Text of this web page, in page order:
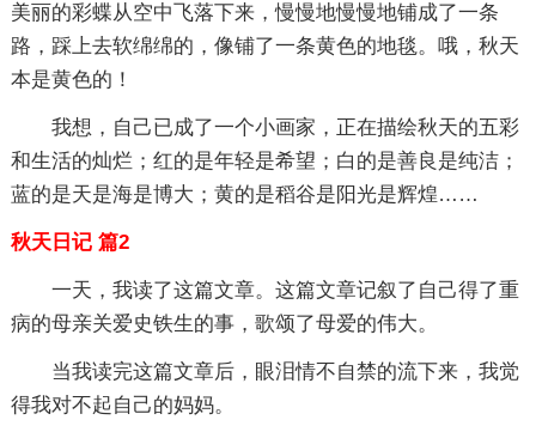
美丽的彩蝶从空中飞落下来，慢慢地慢慢地铺成了一条
路，踩上去软绵绵的，像铺了一条黄色的地毯。哦，秋天
本是黄色的！
我想，自己已成了一个小画家，正在描绘秋天的五彩
和生活的灿烂；红的是年轻是希望；白的是善良是纯洁；
蓝的是天是海是博大；黄的是稻谷是阳光是辉煌……
秋天日记 篇2
一天，我读了这篇文章。这篇文章记叙了自己得了重
病的母亲关爱史铁生的事，歌颂了母爱的伟大。
当我读完这篇文章后，眼泪情不自禁的流下来，我觉
得我对不起自己的妈妈。